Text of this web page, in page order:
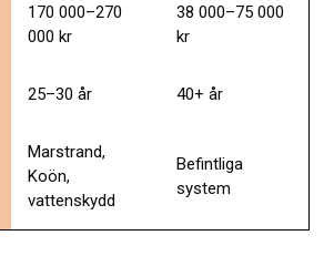
170 000–270
000 kr
38 000–75 000
kr
25–30 år 40+ år
Marstrand,
Koön,
vattenskydd
Befintliga
system